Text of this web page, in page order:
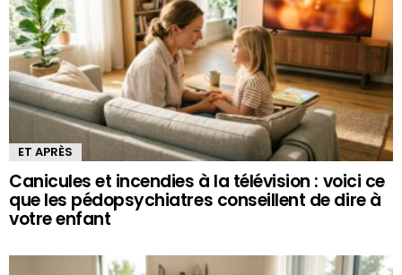
ET APRÈS
Canicules et incendies à la télévision : voici ce
que les pédopsychiatres conseillent de dire à
votre enfant